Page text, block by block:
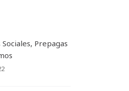
Prepagas